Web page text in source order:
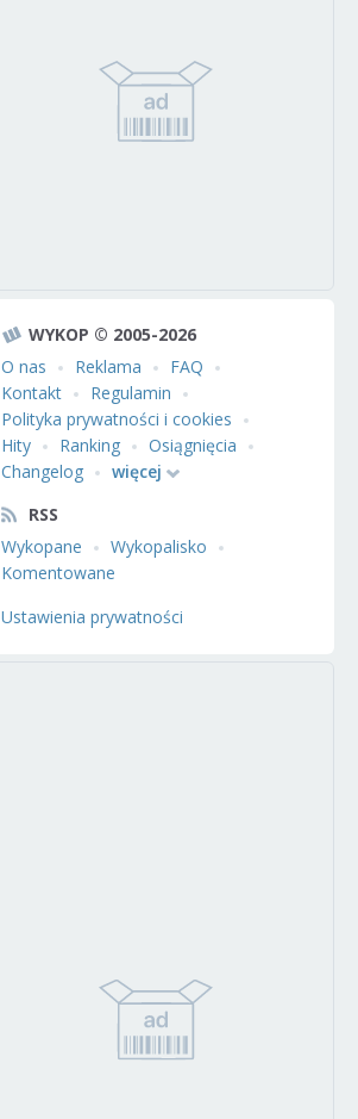
WYKOP © 2005-2026
O nas
Reklama
FAQ
Kontakt
Regulamin
Polityka prywatności i cookies
Hity
Ranking
Osiągnięcia
Changelog
więcej
RSS
Wykopane
Wykopalisko
Komentowane
Ustawienia prywatności